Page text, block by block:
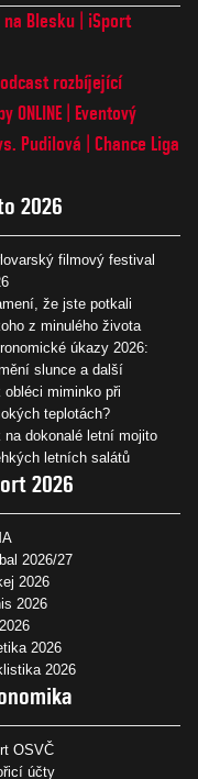
na Blesku
iSport
rozbíjející
ONLINE
Eventový
Pudilová
Chance Liga
2026
filmový festival
že jste potkali
z minulého života
úkazy 2026:
slunce a další
obléci miminko při
teplotách?
na dokonalé letní mojito
letních salátů
2026
2026/27
2026
2026
2026
2026
OSVČ
účty